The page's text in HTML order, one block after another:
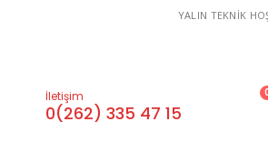
YALIN TEKNİK
İletişim
0(262) 335 47 15